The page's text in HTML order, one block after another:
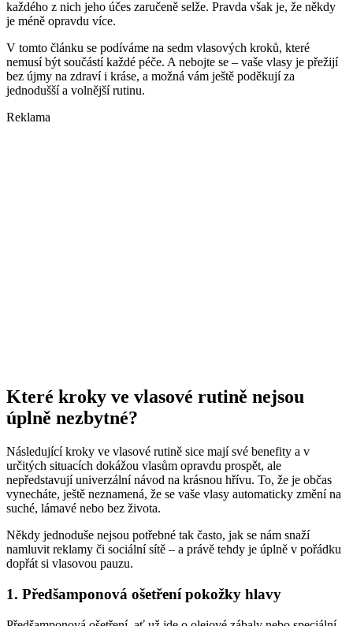
každého z nich jeho účes zaručeně selže. Pravda však je, že někdy
je méně opravdu více.
V tomto článku se podíváme na sedm vlasových kroků, které
nemusí být součástí každé péče. A nebojte se – vaše vlasy je přežijí
bez újmy na zdraví i kráse, a možná vám ještě poděkují za
jednodušší a volnější rutinu.
Reklama
Které kroky ve vlasové rutině nejsou
úplně nezbytné?
Následující kroky ve vlasové rutině sice mají své benefity a v
určitých situacích dokážou vlasům opravdu prospět, ale
nepředstavují univerzální návod na krásnou hřívu. To, že je občas
vynecháte, ještě neznamená, že se vaše vlasy automaticky změní na
suché, lámavé nebo bez života.
Někdy jednoduše nejsou potřebné tak často, jak se nám snaží
namluvit reklamy či sociální sítě – a právě tehdy je úplně v pořádku
dopřát si vlasovou pauzu.
1. Předšamponová ošetření pokožky hlavy